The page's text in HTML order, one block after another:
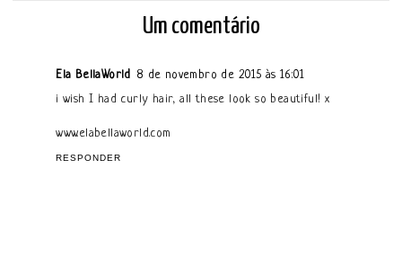
Um comentário
Ela BellaWorld 8 de novembro de 2015 às 16:01
i wish I had curly hair, all these look so beautiful! x
www.elabellaworld.com
RESPONDER